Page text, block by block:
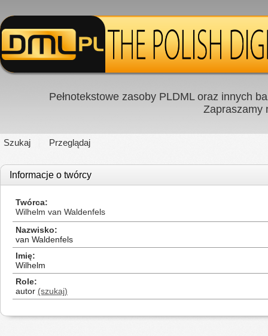
Pełnotekstowe zasoby PLDML oraz innych
Zapraszamy
Szukaj Przeglądaj
Informacje o twórcy
Twórca
Wilhelm van Waldenfels
Nazwisko
van Waldenfels
Imię
Wilhelm
Role
autor (szukaj)